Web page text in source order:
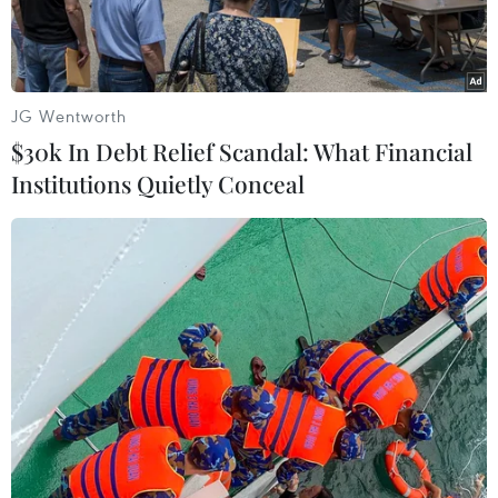
Máy bay chiến đấu F-35 Lightning II của Mỹ. (Ảnh: PAP/TTXVN)
RIA Novosti đưa tin Tổng Thư ký của Tổ chức
Hiệp ước Bắc Đại Tây Dương (NATO) Mark Rutte
ngày 9/6 cho biết các quốc gia thành viên NATO
dự kiến mua tổng cộng 700 máy bay tiêm kích
F-35 từ Mỹ trong khuôn khổ kế hoạch tăng
cường sức mạnh quân sự của liên minh.
JG Wentworth
$30k In Debt Relief Scandal: What Financial
Institutions Quietly Conceal